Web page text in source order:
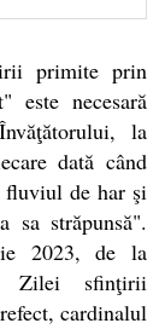
primite prin
necesară
la
dată când
de har şi
sa străpunsă".
2023, de la
Zilei sfinţirii
cardinalul